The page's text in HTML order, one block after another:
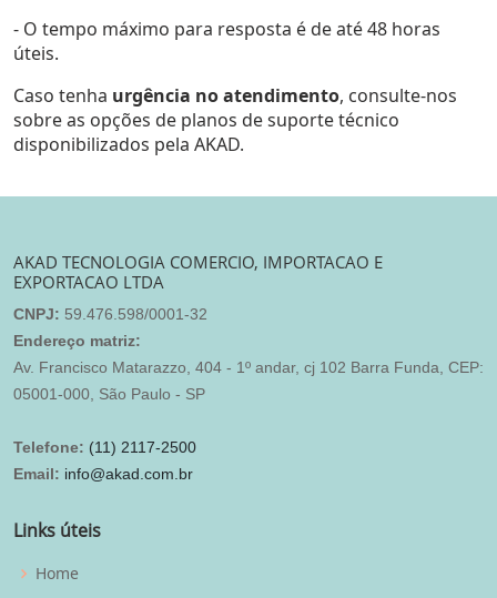
- O tempo máximo para resposta é de até 48 horas
úteis.
Caso tenha urgência no atendimento, consulte-nos
sobre as opções de planos de suporte técnico
disponibilizados pela AKAD.
AKAD TECNOLOGIA COMERCIO, IMPORTACAO E
EXPORTACAO LTDA
CNPJ: 59.476.598/0001-32
Endereço matriz:
Av. Francisco Matarazzo, 404 - 1º andar, cj 102 Barra Funda, CEP:
05001-000, São Paulo - SP
Telefone: (11) 2117-2500
Email: info@akad.com.br
Links úteis
Home